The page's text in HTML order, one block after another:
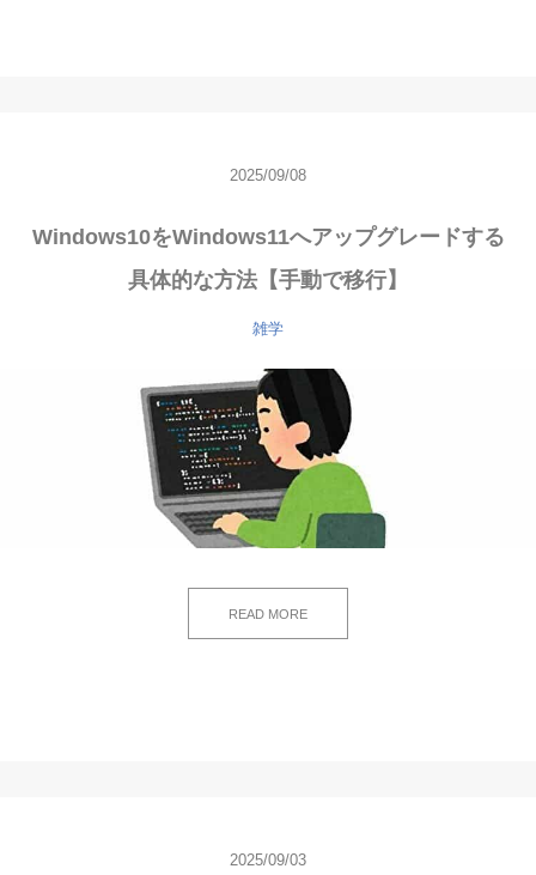
2025/09/08
Windows10をWindows11へアップグレードする
具体的な方法【手動で移行】
雑学
READ MORE
2025/09/03